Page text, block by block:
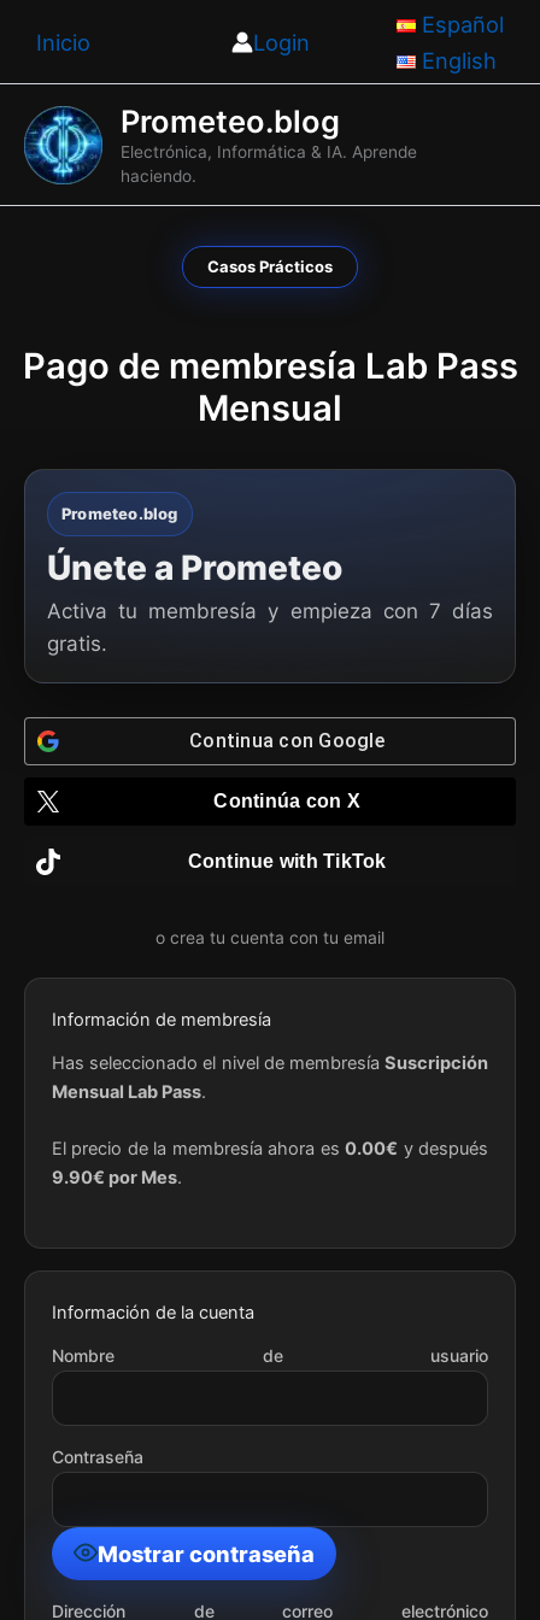
Inicio Login
Español
English
Prometeo.blog
Electrónica, Informática & IA. Aprende
haciendo.
Casos Prácticos
Pago de membresía Lab Pass
Mensual
Prometeo.blog
Únete a Prometeo
Activa tu membresía y empieza con 7 días
gratis.
Continua con Google
Continúa con X
Continue with TikTok
Información de membresía
Has seleccionado el nivel de membresía Suscripción
Mensual Lab Pass.
El precio de la membresía ahora es0.00€ y después
9.90€ por Mes.
Información de la cuenta
Nombre de usuario
Contraseña
Mostrar contraseña
Dirección de correo electrónico